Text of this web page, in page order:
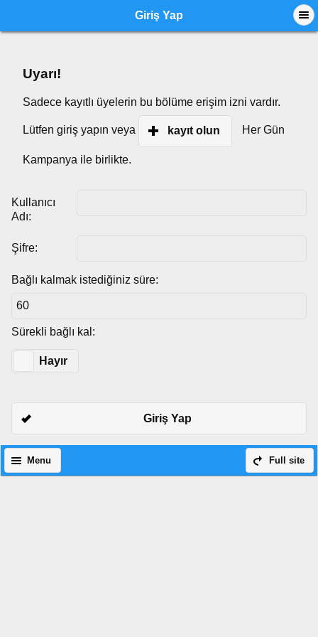
Giriş Yap
Uyarı!
Sadece kayıtlı üyelerin bu bölüme erişim izni vardır.
Lütfen giriş yapın veya kayıt olun Her Gün
Kampanya ile birlikte.
Kullanıcı
Adı:
Şifre:
Bağlı kalmak istediğiniz süre:
Sürekli bağlı kal:
Hayır
Giriş Yap
Full site
Menu